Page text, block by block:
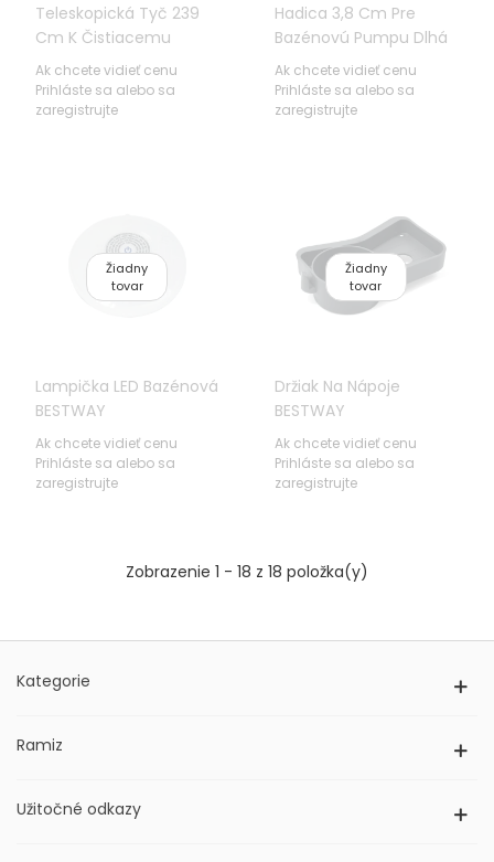
Teleskopická Tyč 239
Cm K Čistiacemu
Príslušenstvu INTEX
Ak chcete vidieť cenu
Prihláste sa alebo sa
zaregistrujte
Hadica 3,8 Cm Pre
Bazénovú Pumpu Dlhá
Rúra 9 M BESTWAY
Ak chcete vidieť cenu
Prihláste sa alebo sa
zaregistrujte
Žiadny
tovar
Lampička LED Bazénová
BESTWAY
Ak chcete vidieť cenu
Prihláste sa alebo sa
zaregistrujte
Žiadny
tovar
Držiak Na Nápoje
BESTWAY
Ak chcete vidieť cenu
Prihláste sa alebo sa
zaregistrujte
Zobrazenie 1 - 18 z 18 položka(y)
Kategorie
Ramiz
Užitočné odkazy